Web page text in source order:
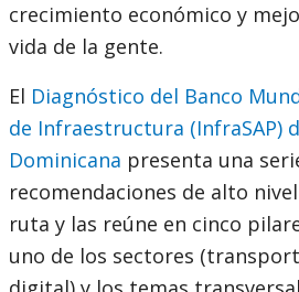
crecimiento económico y
vida de la gente.
El Diagnóstico del Banco
de Infraestructura (InfraSAP)
Dominicana presenta una
recomendaciones de alto
ruta y las reúne en cinco
uno de los sectores